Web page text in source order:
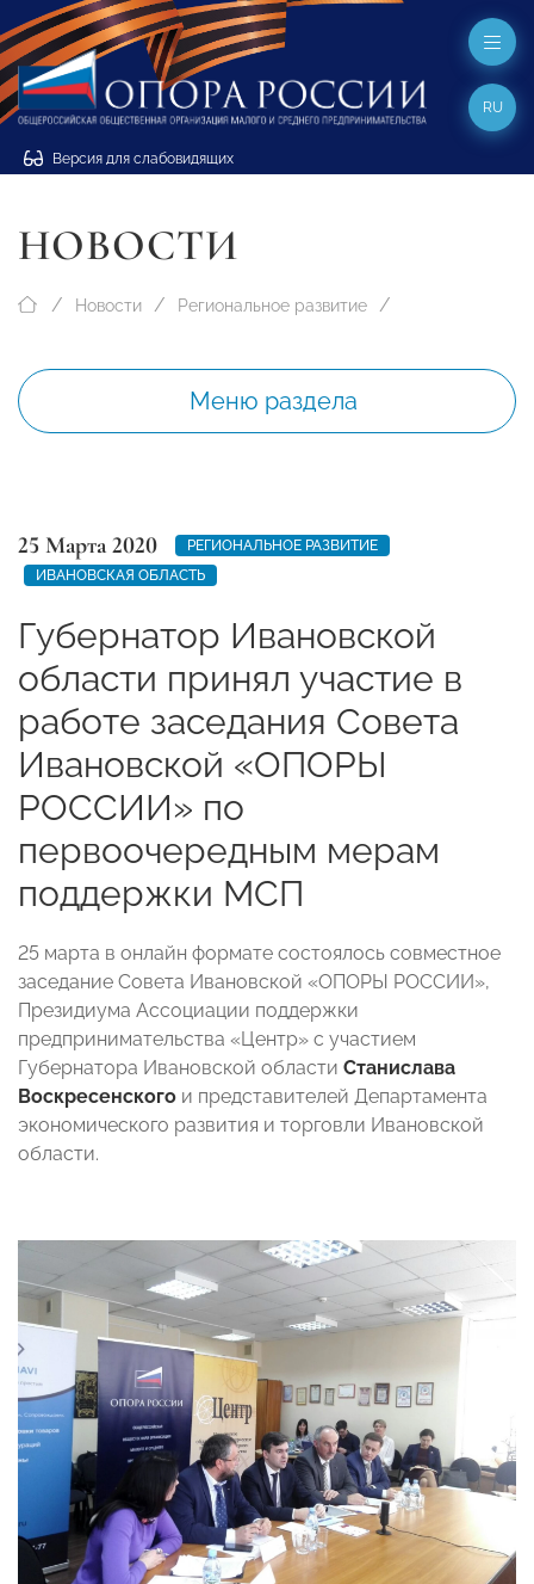
Версия для слабовидящих
RU
НОВОСТИ
Новости Региональное развитие
Меню раздела
25 Марта 2020
РЕГИОНАЛЬНОЕ РАЗВИТИЕ
ИВАНОВСКАЯ ОБЛАСТЬ
Губернатор Ивановской
области принял участие в
работе заседания Совета
Ивановской «ОПОРЫ
РОССИИ» по
первоочередным мерам
поддержки МСП
25 марта в онлайн формате состоялось совместное
заседание Совета Ивановской «ОПОРЫ РОССИИ»,
Президиума Ассоциации поддержки
предпринимательства «Центр» с участием
Губернатора Ивановской области Станислава
Воскресенского и представителей Департамента
экономического развития и торговли Ивановской
области.